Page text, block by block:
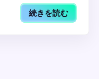
続きを読む